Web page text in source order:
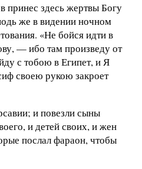
принес здесь жертвы Богу
же в видении ночном
«Не бойся идти в
— ибо там произведу от
с тобою в Египет, и Я
своею рукою закроет
и повезли сыны
и детей своих, и жен
послал фараон, чтобы